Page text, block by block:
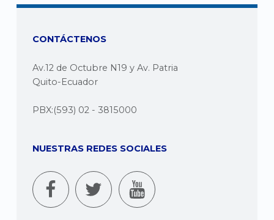
CONTÁCTENOS
Av.12 de Octubre N19 y Av. Patria
Quito-Ecuador
PBX:(593) 02 - 3815000
NUESTRAS REDES SOCIALES